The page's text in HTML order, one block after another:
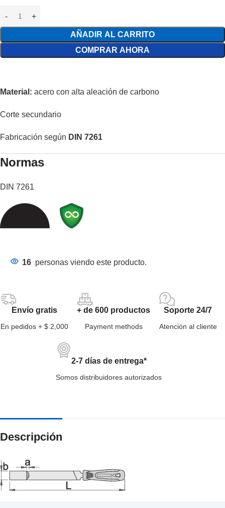
AÑADIR AL CARRITO
COMPRAR AHORA
Material: acero con alta aleación de carbono
Corte secundario
Fabricación según DIN 7261
Normas
DIN 7261
16 personas viendo este producto.
Envío gratis
En pedidos + $ 2,000
+ de 600 productos
Payment methods
Soporte 24/7
Atención al cliente
2-7 días de entrega*
Somos distribuidores autorizados
Descripción